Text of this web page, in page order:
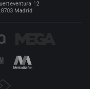
12
Madrid